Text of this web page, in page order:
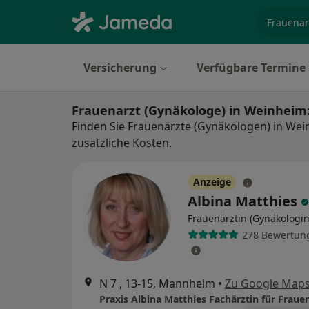
Versicherung Verfügbare Termine
Frauenarzt (Gynäkologe) in
Finden Sie Frauenärzte (Gynäkologen) in
zusätzliche Kosten.
Anzeige
Albina Matthies
Frauenärztin
278
N 7 , 13-15, Mannheim • Zu Google Maps